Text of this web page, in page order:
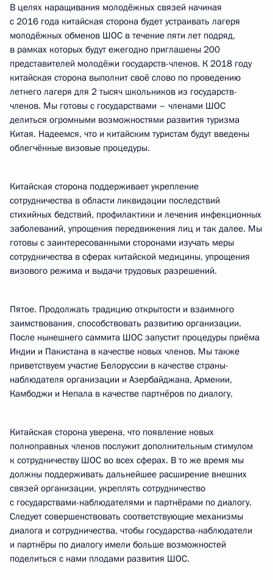
В целях наращивания молодёжных связей начиная
с 2016 года китайская сторона будет устраивать лагеря
молодёжных обменов ШОС в течение пяти лет подряд,
в рамках которых будут ежегодно приглашены 200
представителей молодёжи государств-членов. К 2018 году
китайская сторона выполнит своё слово по проведению
летнего лагеря для 2 тысяч школьников из государств-
членов. Мы готовы с государствами – членами ШОС
делиться огромными возможностями развития туризма
Китая. Надеемся, что и китайским туристам будут введены
облегчённые визовые процедуры.
Китайская сторона поддерживает укрепление
сотрудничества в области ликвидации последствий
стихийных бедствий, профилактики и лечения инфекционных
заболеваний, упрощения передвижения лиц и так далее. Мы
готовы с заинтересованными сторонами изучать меры
сотрудничества в сферах китайской медицины, упрощения
визового режима и выдачи трудовых разрешений.
Пятое. Продолжать традицию открытости и взаимного
заимствования, способствовать развитию организации.
После нынешнего саммита ШОС запустит процедуры приёма
Индии и Пакистана в качестве новых членов. Мы также
приветствуем участие Белоруссии в качестве страны-
наблюдателя организации и Азербайджана, Армении,
Камбоджи и Непала в качестве партнёров по диалогу.
Китайская сторона уверена, что появление новых
полноправных членов послужит дополнительным стимулом
к сотрудничеству ШОС во всех сферах. В то же время мы
должны поддерживать дальнейшее расширение внешних
связей организации, укреплять сотрудничество
с государствами-наблюдателями и партнёрами по диалогу.
Следует совершенствовать соответствующие механизмы
диалога и сотрудничества, чтобы государства-наблюдатели
и партнёры по диалогу имели больше возможностей
поделиться с нами плодами развития ШОС.